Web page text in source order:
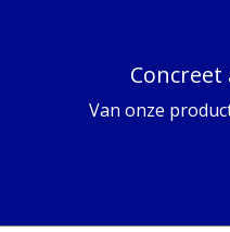
Concreet
Van onze